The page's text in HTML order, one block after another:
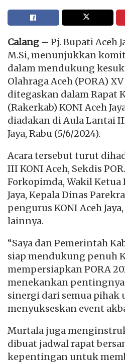
Calang – Pj. Bupati Aceh
M.Si, menunjukkan
dalam mendukung
Olahraga Aceh (PORA)
ditegaskan dalam Rapat
(Rakerkab) KONI Aceh
diadakan di Aula Lantai
Jaya, Rabu (5/6/2024).
Acara tersebut turut
III KONI Aceh, Sekdis
Forkopimda, Wakil Ketua
Jaya, Kepala Dinas
pengurus KONI Aceh
lainnya.
“Saya dan Pemerintah
siap mendukung penuh
mempersiapkan PORA
menekankan pentingnya
sinergi dari semua pihak
menyukseskan event
Murtala juga
dibuat jadwal rapat
kepentingan untuk